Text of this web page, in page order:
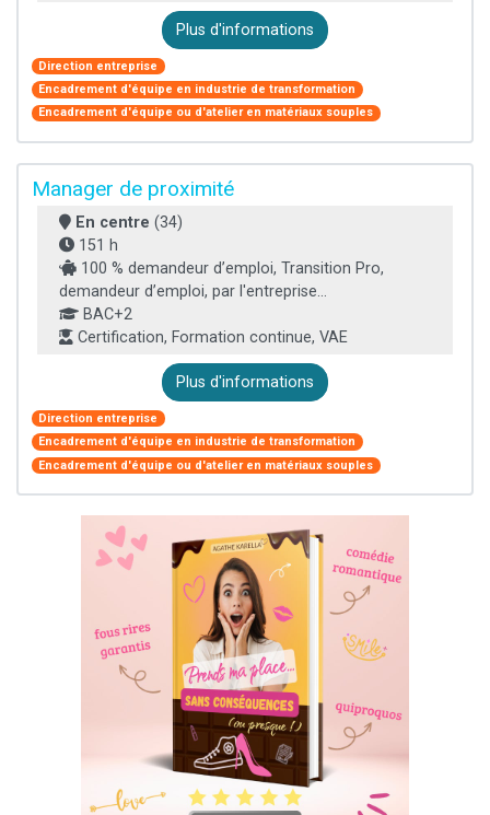
Plus d'informations
Direction entreprise
Encadrement d'équipe en industrie de transformation
Encadrement d'équipe ou d'atelier en matériaux souples
Manager de proximité
En centre (34)
151 h
100 % demandeur d’emploi, Transition Pro,
demandeur d’emploi, par l'entreprise...
BAC+2
Certification, Formation continue, VAE
Plus d'informations
Direction entreprise
Encadrement d'équipe en industrie de transformation
Encadrement d'équipe ou d'atelier en matériaux souples